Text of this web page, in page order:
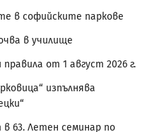
в софийските паркове
в училище
от 1 август 2026 г.
изпълнява
63. Летен семинар по